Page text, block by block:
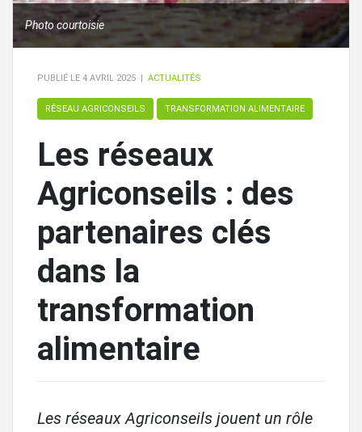
Photo courtoisie
PUBLIÉ LE 4 AVRIL 2025 ACTUALITÉS
RÉSEAU AGRICONSEILS TRANSFORMATION ALIMENTAIRE
Les réseaux
Agriconseils : des
partenaires clés
dans la
transformation
alimentaire
Les réseaux Agriconseils jouent un rôle